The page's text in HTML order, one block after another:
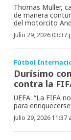
Thomas Müller,
de manera
del motorcito
Julio 29, 2026 03:37
Fútbol
Durísimo
contra la
UEFA: “La FIFA
para
Julio 29, 2026 11:37